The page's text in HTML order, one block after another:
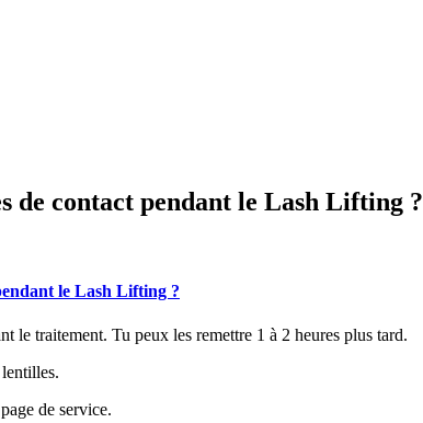
de contact pendant le Lash Lifting ?
le Lash Lifting ?
le traitement. Tu peux les remettre 1 à 2 heures plus tard.
de service.